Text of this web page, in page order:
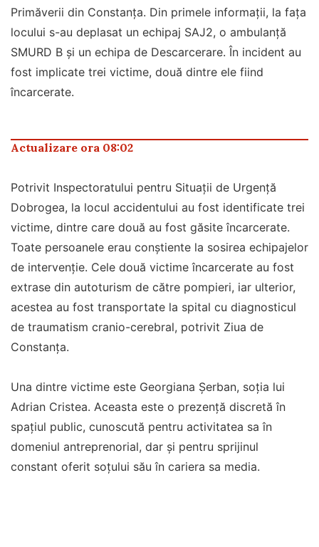
Primăverii din Constanța. Din primele informații, la fața
locului s-au deplasat un echipaj SAJ2, o ambulanță
SMURD B și un echipa de Descarcerare. În incident au
fost implicate trei victime, două dintre ele fiind
încarcerate.
Actualizare ora 08:02
Potrivit Inspectoratului pentru Situații de Urgență
Dobrogea, la locul accidentului au fost identificate trei
victime, dintre care două au fost găsite încarcerate.
Toate persoanele erau conștiente la sosirea echipajelor
de intervenție. Cele două victime încarcerate au fost
extrase din autoturism de către pompieri, iar ulterior,
acestea au fost transportate la spital cu diagnosticul
de traumatism cranio-cerebral, potrivit Ziua de
Constanța.
Una dintre victime este Georgiana Șerban, soția lui
Adrian Cristea. Aceasta este o prezență discretă în
spațiul public, cunoscută pentru activitatea sa în
domeniul antreprenorial, dar și pentru sprijinul
constant oferit soțului său în cariera sa media.